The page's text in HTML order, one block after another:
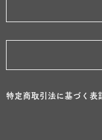
特定商取引法に基づく表